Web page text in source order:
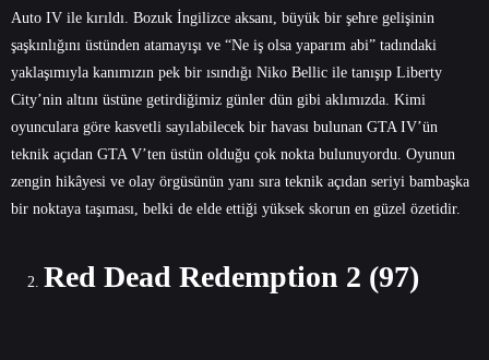
Auto IV ile kırıldı. Bozuk İngilizce aksanı, büyük bir şehre gelişinin
şaşkınlığını üstünden atamayışı ve “Ne iş olsa yaparım abi” tadındaki
yaklaşımıyla kanımızın pek bir ısındığı Niko Bellic ile tanışıp Liberty
City’nin altını üstüne getirdiğimiz günler dün gibi aklımızda. Kimi
oyunculara göre kasvetli sayılabilecek bir havası bulunan GTA IV’ün
teknik açıdan GTA V’ten üstün olduğu çok nokta bulunuyordu. Oyunun
zengin hikâyesi ve olay örgüsünün yanı sıra teknik açıdan seriyi bambaşka
bir noktaya taşıması, belki de elde ettiği yüksek skorun en güzel özetidir.
Red Dead Redemption 2 (97)